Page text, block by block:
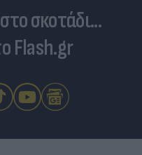
σκοτάδι...
Flash.gr